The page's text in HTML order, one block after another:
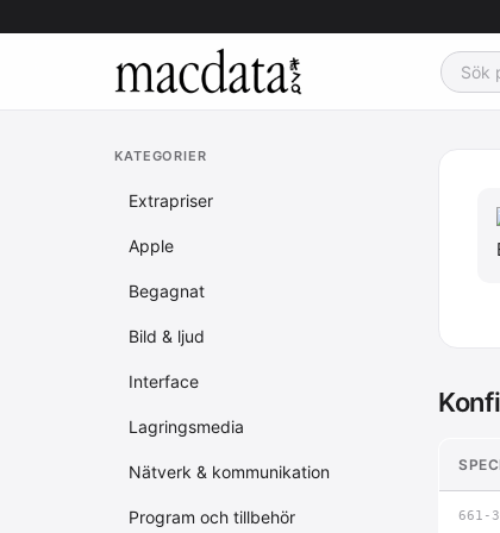
KATEGORIER
Extrapriser
Apple
Begagnat
Bild & ljud
Interface
Lagringsmedia
Nätverk & kommunikation
Program och tillbehör 661-